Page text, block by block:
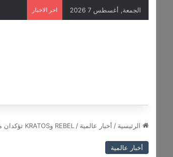
الجمعة, أغسطس 7 2026 اخر الاخبار
الرئيسية / أخبار عالمية / REBEL وKRATOS تؤكدان مكانتهما كعلامتين عالميتين رائدتين في سوق المنتجات البديلة
أخبار عالمية